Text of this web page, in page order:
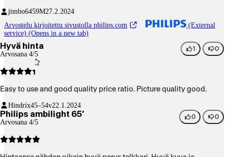
jimbo6459M27.2.2024
Arvostelu kirjoitettu sivustolla philips.com
(External
service) (Opens in a new tab)
Hyvä hinta
Arvosana 4/5
1 0
Easy to use and good quality price ratio. Picture quality good.
Hindrix45–54v22.1.2024
Philips ambilight 65’
Arvosana 4/5
0 0